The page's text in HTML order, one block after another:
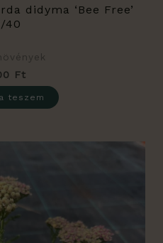
didyma ‘Bee Free’
40
Ft
teszem